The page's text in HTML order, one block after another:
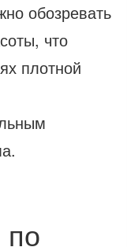
обозревать
что
плотной